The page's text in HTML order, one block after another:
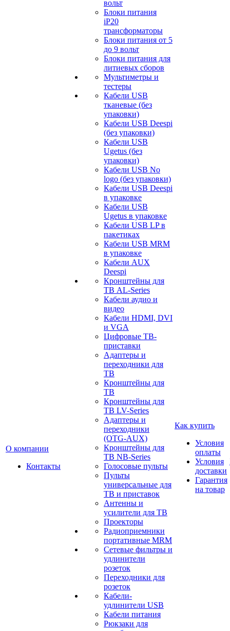
О компании
Контакты
вольт
Блоки питания
iP20
трансформаторы
Блоки питания от 5
до 9 вольт
Блоки питания для
литиевых сборов
Мультиметры и
тестеры
Кабели USB
тканевые (без
упаковки)
Кабели USB Deespi
(без упаковки)
Кабели USB
Ugetus (без
упаковки)
Кабели USB No
logo (без упаковки)
Кабели USB Deespi
в упаковке
Кабели USB
Ugetus в упаковке
Кабели USB LP в
пакетиках
Кабели USB MRM
в упаковке
Кабели AUX
Deespi
Кронштейны для
ТВ AL-Series
Кабели аудио и
видео
Кабели HDMI, DVI
и VGA
Цифровые ТВ-
приставки
Адаптеры и
переходники для
ТВ
Кронштейны для
ТВ
Кронштейны для
ТВ LV-Series
Адаптеры и
переходники
(OTG-AUX)
Кронштейны для
ТВ NB-Series
Голосовые пульты
Пульты
универсальные для
ТВ и приставок
Антенны и
усилители для ТВ
Проекторы
Радиоприемники
портативные MRM
Сетевые фильтры и
удлинители
розеток
Переходники для
розеток
Кабели-
удлинители USB
Кабели питания
Рюкзаки для
Как купить
Условия
оплаты
Условия
доставки
Гарантия
на товар